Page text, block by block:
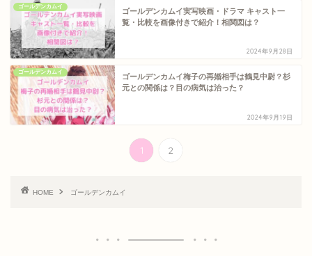
ゴールデンカムイ
ゴールデンカムイ実写映画・ドラマ キャスト一
覧・比較を画像付きで紹介！相関図は？
2024年9月28日
ゴールデンカムイ
ゴールデンカムイ梅子の再婚相手は鶴見中尉？杉
元との関係は？目の病気は治った？
2024年9月19日
1 2
HOME ゴールデンカムイ